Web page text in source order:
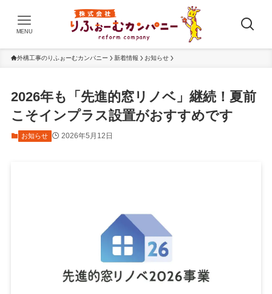
MENU
外構工事のりふぉーむカンパニー 新着情報 お知らせ
2026年も「先進的窓リノベ」継続！夏前
こそインプラス設置がおすすめです
お知らせ 2026年5月12日